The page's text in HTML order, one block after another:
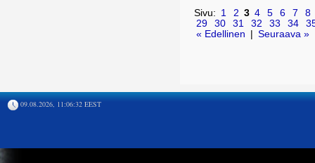
Sivu: 1 2 3 4 5 6 7
8
29
30 31 32 33 34
« Edellinen
Seuraava »
09.08.2026, 11:06:32 EEST